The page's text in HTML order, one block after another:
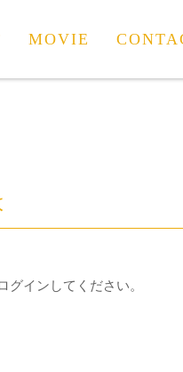
MOVIE
インしてください。